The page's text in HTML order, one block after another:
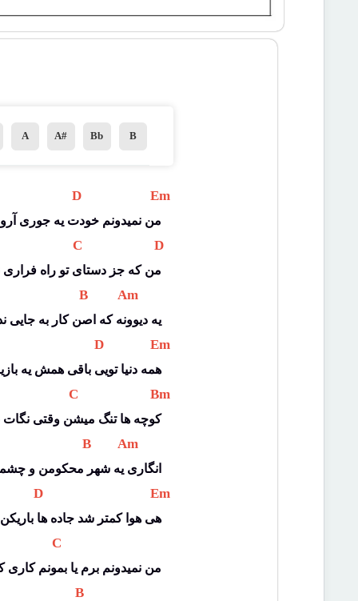
B
Bb
A#
A
D Em
من نمیدونم خودت یه جوری
C D
من که جز دستای تو راه فراری
B Am
یه دیوونه که اصن کار به جایی
D Em
همه دنیا تویی باقی همش یه
C Bm
کوچه ها تنگ میشن وقتی نگات
B Am
انگاری یه شهر محکومن و
D Em
هی هوا کمتر شد جاده ها باریکن
C
من نمیدونم برم یا بمونم کاری
B